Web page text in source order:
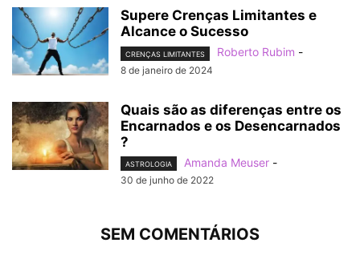
Supere Crenças Limitantes e
Alcance o Sucesso
CRENÇAS LIMITANTES Roberto Rubim -
8 de janeiro de 2024
Quais são as diferenças entre os
Encarnados e os Desencarnados
?
ASTROLOGIA Amanda Meuser -
30 de junho de 2022
SEM COMENTÁRIOS